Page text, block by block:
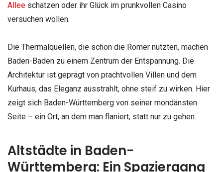
Allee schätzen oder ihr Glück im prunkvollen Casino
versuchen wollen.
Die Thermalquellen, die schon die Römer nutzten, machen
Baden-Baden zu einem Zentrum der Entspannung. Die
Architektur ist geprägt von prachtvollen Villen und dem
Kurhaus, das Eleganz ausstrahlt, ohne steif zu wirken. Hier
zeigt sich Baden-Württemberg von seiner mondänsten
Seite – ein Ort, an dem man flaniert, statt nur zu gehen.
Altstädte in Baden-
Württemberg: Ein Spaziergang